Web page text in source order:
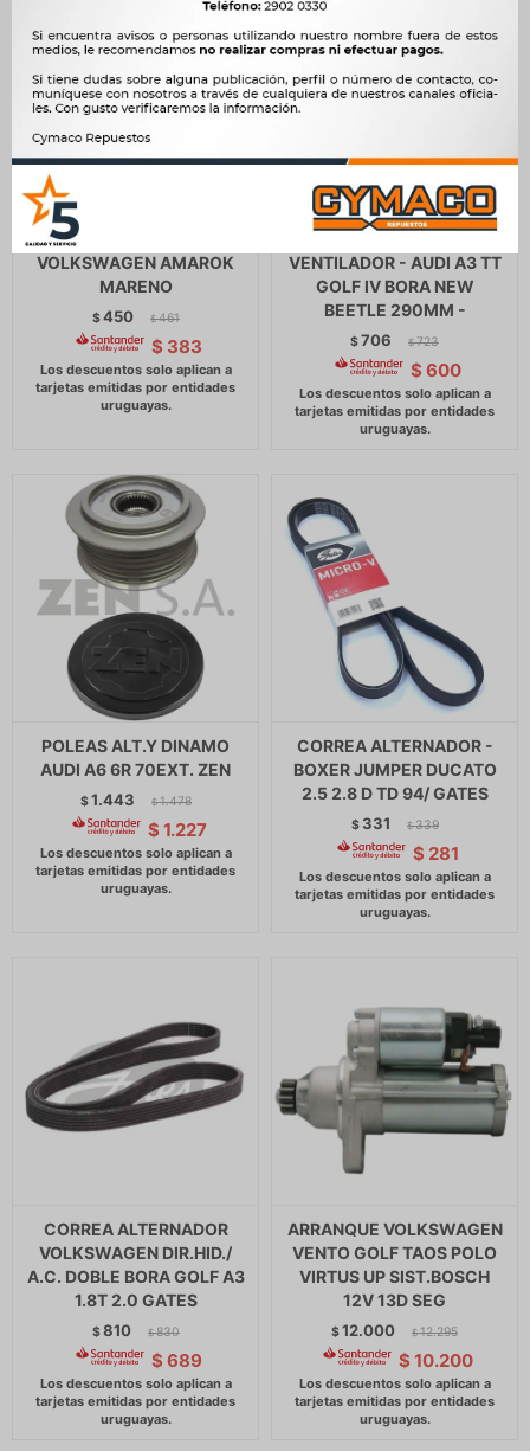
FILTRO HABITACULO
VOLKSWAGEN AMAROK
MARENO
$450 $ 461
$ 383
VENTILADOR - AUDI A3 TT
GOLF IV BORA NEW
BEETLE 290MM -
$706 $ 723
$ 600
POLEAS ALT.Y DINAMO
AUDI A6 6R 70EXT. ZEN
$1.443 $ 1.478
$ 1.227
CORREA ALTERNADOR -
BOXER JUMPER DUCATO
2.5 2.8 D TD 94/ GATES
$ 331 $ 339
$ 281
CORREA ALTERNADOR
VOLKSWAGEN DIR.HID./
A.C. DOBLE BORA GOLF A3
1.8T 2.0 GATES
$810 $ 830
$ 689
ARRANQUE VOLKSWAGEN
VENTO GOLF TAOS POLO
VIRTUS UP SIST.BOSCH
12V 13D SEG
$12.000 $ 12.295
$ 10.200